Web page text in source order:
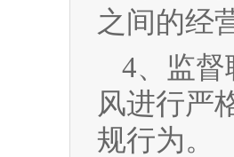
之间的经
4、监
风进行严
规行为。